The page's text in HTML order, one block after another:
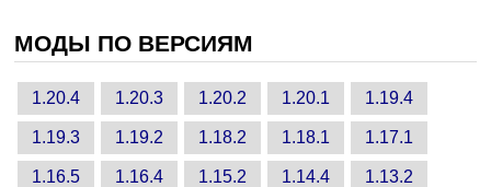
МОДЫ ПО ВЕРСИЯМ
1.20.4 1.20.3 1.20.2 1.20.1 1.19.4
1.19.3 1.19.2 1.18.2 1.18.1 1.17.1
1.16.5 1.16.4 1.15.2 1.14.4 1.13.2